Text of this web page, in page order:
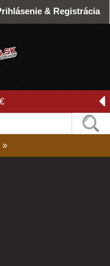
& Registrácia
»